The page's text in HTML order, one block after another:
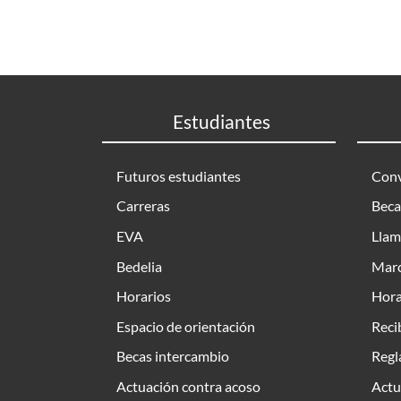
Estudiantes
Futuros estudiantes
Carreras
EVA
Bedelia
Horarios
Espacio de orientación
Becas intercambio
Actuación contra acoso